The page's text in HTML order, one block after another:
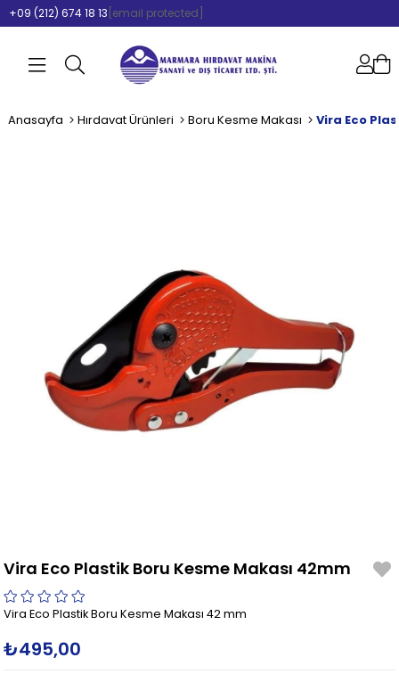
+09 (212) 674 18 13 [email protected]
Anasayfa Hırdavat Ürünleri Boru Kesme Makası Vira Eco
Vira Eco Plastik Boru Kesme Makası 42mm
Vira Eco Plastik Boru Kesme Makası 42 mm
₺495,00